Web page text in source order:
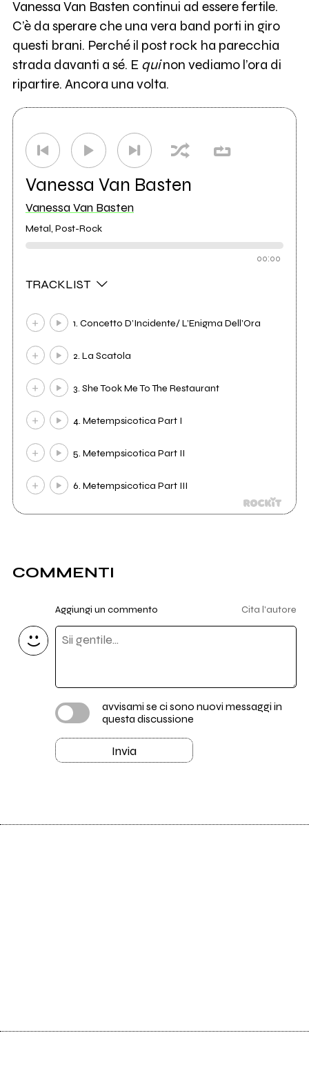
Vanessa Van Basten continui ad essere fertile.
C’è da sperare che una vera band porti in giro
questi brani. Perché il post rock ha parecchia
strada davanti a sé. E quinon vediamo l’ora di
ripartire. Ancora una volta.
Vanessa Van Basten
Vanessa Van Basten
Metal, Post-Rock
00:00
TRACKLIST
1. Concetto D’Incidente/ L’Enigma Dell’Ora
2. La Scatola
3. She Took Me To The Restaurant
4. Metempsicotica Part I
5. Metempsicotica Part II
6. Metempsicotica Part III
COMMENTI
Aggiungi un commento Cita l'autore
avvisami se ci sono nuovi messaggi in
questa discussione
Invia